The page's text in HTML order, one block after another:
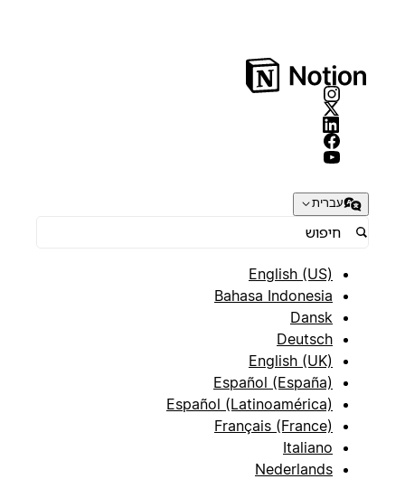
עברית
English (US)
Bahasa Indonesia
Dansk
Deutsch
English (UK)
Español (España)
Español (Latinoamérica)
Français (France)
Italiano
Nederlands